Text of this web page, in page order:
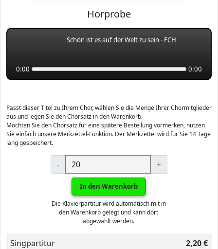
Hörprobe
Schön ist es auf der Welt zu sein - FCH
0:00 0:00
Passt dieser Titel zu Ihrem Chor, wählen Sie die Menge Ihrer Chormitglieder
aus und legen Sie den Chorsatz in den Warenkorb.
Möchten Sie den Chorsatz für eine spätere Bestellung vormerken, nutzen
Sie einfach unsere Merkzettel-Funktion. Der Merkzettel wird für Sie 14 Tage
lang gespeichert.
- +
In den Warenkorb
Die Klavierpartitur wird automatisch mit in
den Warenkorb gelegt und kann dort
abgewählt werden.
Singpartitur
2,20 €